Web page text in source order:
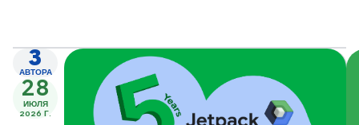
3
АВТОРА
28
ИЮЛЯ
2026 Г.